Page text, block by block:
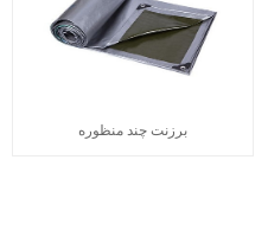
برزنت چند منظوره